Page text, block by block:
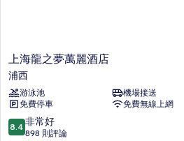
上
海
龍
之
夢
萬
麗
上海龍之夢萬麗酒店
浦西
游泳池
機場接送
免費停車
免費無線上網
8.4
分，
8.4 非常好
898 則評論